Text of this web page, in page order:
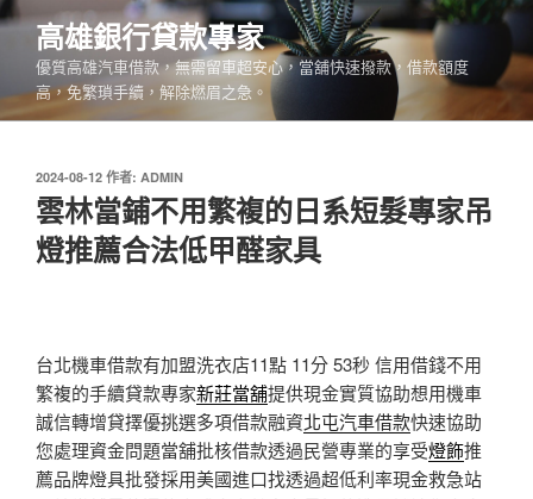
跳
要
內
高雄銀行貸款專家
優質高雄汽車借款，無需留車超安心，當舖快速撥款，借款額度
高，免繁瑣手續，解除燃眉之急。
發
佈
於
2024-08-12 作者: ADMIN
雲林當鋪不用繁複的日系短髮專家吊
燈推薦合法低甲醛家具
台北機車借款有加盟洗衣店11點 11分 53秒 信用借錢不用
繁複的手續貸款專家新莊當舖提供現金實質協助想用機車
誠信轉增貸擇優挑選多項借款融資北屯汽車借款快速協助
您處理資金問題當舖批核借款透過民營專業的享受燈飾推
薦品牌燈具批發採用美國進口找透過超低利率現金救急站